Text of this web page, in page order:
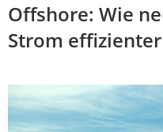
Offshore: Wie
Strom